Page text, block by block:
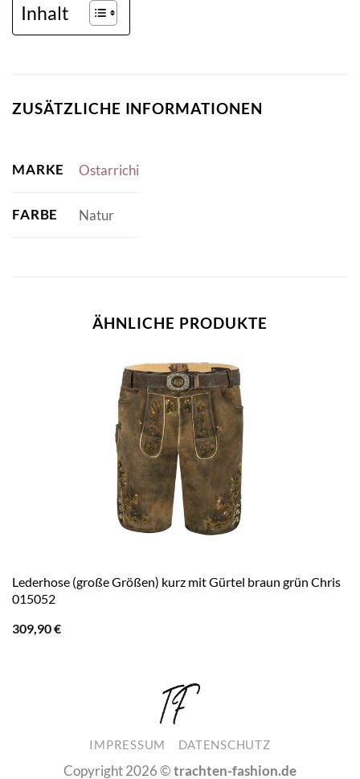
Inhalt
ZUSÄTZLICHE INFORMATIONEN
MARKE Ostarrichi
FARBE Natur
ÄHNLICHE PRODUKTE
Lederhose (große Größen) kurz mit Gürtel braun grün Chris
015052
309,90€
IMPRESSUM DATENSCHUTZ
Copyright 2026 ©trachten-fashion.de